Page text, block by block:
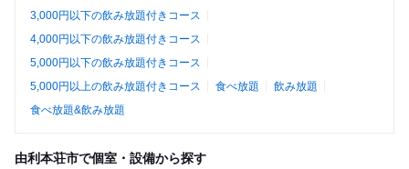
3,000円以下の飲み放題付きコース
4,000円以下の飲み放題付きコース
5,000円以下の飲み放題付きコース
5,000円以上の飲み放題付きコース
食べ放題
飲み放題
食べ放題&飲み放題
由利本荘市で個室・設備から探す